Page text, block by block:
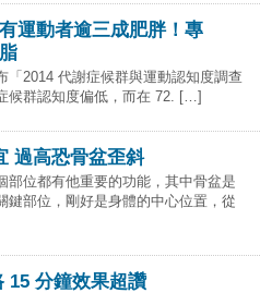
運動者逾三成肥胖！專
「2014 代謝症候群與運動認知度調查
候群認知度偏低，而在 72. […]
過高恐骨盆歪斜
部位都有他重要的功能，其中骨盆是
鍵部位，剛好是身體的中心位置，從
15 分鐘效果超讚